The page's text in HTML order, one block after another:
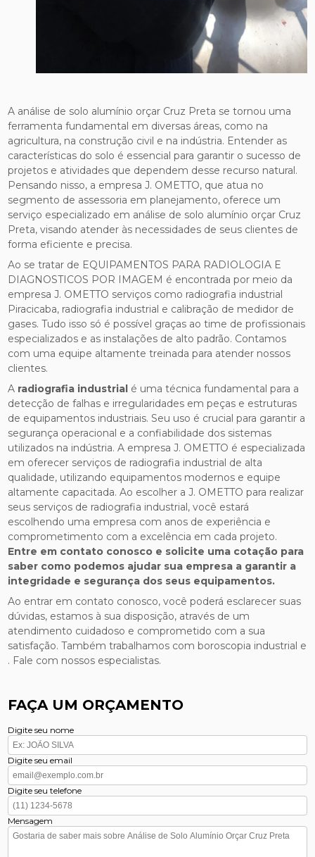
A análise de solo alumínio orçar Cruz Preta se tornou uma
ferramenta fundamental em diversas áreas, como na
agricultura, na construção civil e na indústria. Entender as
características do solo é essencial para garantir o sucesso de
projetos e atividades que dependem desse recurso natural.
Pensando nisso, a empresa J. OMETTO, que atua no
segmento de assessoria em planejamento, oferece um
serviço especializado em análise de solo alumínio orçar Cruz
Preta, visando atender às necessidades de seus clientes de
forma eficiente e precisa.
Ao se tratar de EQUIPAMENTOS PARA RADIOLOGIA E
DIAGNOSTICOS POR IMAGEM é encontrada por meio da
empresa J. OMETTO serviços como radiografia industrial
Piracicaba, radiografia industrial e calibração de medidor de
gases. Tudo isso só é possível graças ao time de profissionais
especializados e as instalações de alto padrão. Contamos
com uma equipe altamente treinada para atender nossos
clientes.
A radiografia industrial é uma técnica fundamental para a
detecção de falhas e irregularidades em peças e estruturas
de equipamentos industriais. Seu uso é crucial para garantir a
segurança operacional e a confiabilidade dos sistemas
utilizados na indústria. A empresa J. OMETTO é especializada
em oferecer serviços de radiografia industrial de alta
qualidade, utilizando equipamentos modernos e equipe
altamente capacitada. Ao escolher a J. OMETTO para realizar
seus serviços de radiografia industrial, você estará
escolhendo uma empresa com anos de experiência e
comprometimento com a excelência em cada projeto.
Entre em contato conosco e solicite uma cotação para
saber como podemos ajudar sua empresa a garantir a
integridade e segurança dos seus equipamentos.
Ao entrar em contato conosco, você poderá esclarecer suas
dúvidas, estamos à sua disposição, através de um
atendimento cuidadoso e comprometido com a sua
satisfação. Também trabalhamos com boroscopia industrial e
. Fale com nossos especialistas.
FAÇA UM ORÇAMENTO
Digite seu nome
Digite seu email
Digite seu telefone
Mensagem